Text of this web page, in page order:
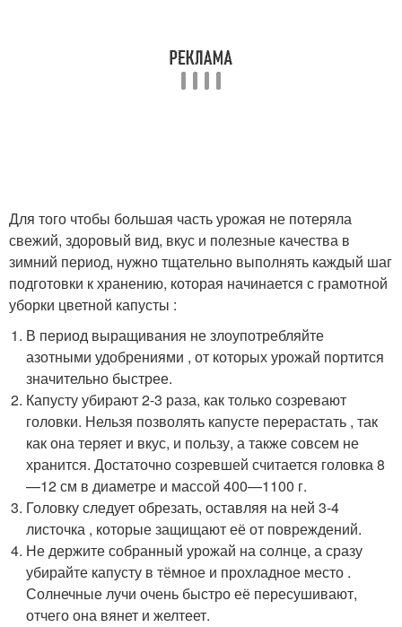
Для того чтобы большая часть урожая не потеряла
свежий, здоровый вид, вкус и полезные качества в
зимний период, нужно тщательно выполнять каждый шаг
подготовки к хранению, которая начинается с грамотной
уборки цветной капусты :
В период выращивания не злоупотребляйте
азотными удобрениями , от которых урожай портится
значительно быстрее.
Капусту убирают 2-3 раза, как только созревают
головки. Нельзя позволять капусте перерастать , так
как она теряет и вкус, и пользу, а также совсем не
хранится. Достаточно созревшей считается головка 8
—12 см в диаметре и массой 400—1100 г.
Головку следует обрезать, оставляя на ней 3-4
листочка , которые защищают её от повреждений.
Не держите собранный урожай на солнце, а сразу
убирайте капусту в тёмное и прохладное место .
Солнечные лучи очень быстро её пересушивают,
отчего она вянет и желтеет.